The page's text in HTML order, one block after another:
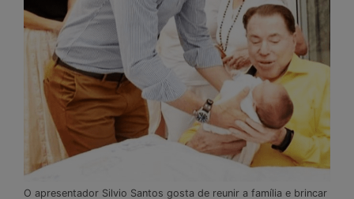
O apresentador Silvio Santos gosta de reunir a família e brincar